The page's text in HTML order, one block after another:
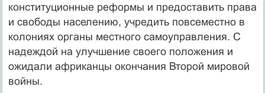
конституционные реформы и предоста­вить права
и свободы населению, учредить повсеместно в
колониях органы местного самоуправления. С
надеждой на улучшение своего положения и
ожидали африканцы окончания Второй мировой
войны.